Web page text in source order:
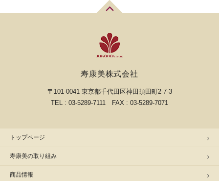
寿康美株式会社
〒101-0041 東京都千代田区神田須田町2-7-3
TEL : 03-5289-7111 FAX : 03-5289-7071
トップページ
寿康美の取り組み
商品情報